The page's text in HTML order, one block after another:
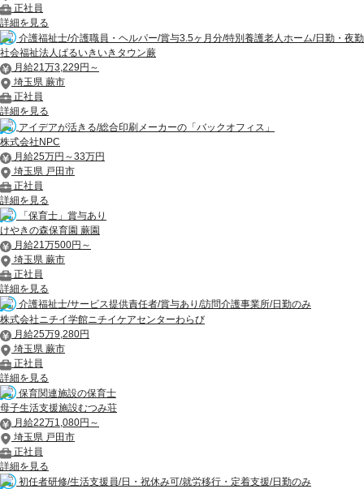
正社員
詳細を見る
介護福祉士/介護職員・ヘルパー/賞与3.5ヶ月分/特別養護老人ホーム/日勤・夜勤
社会福祉法人ぱるいきいきタウン蕨
月給21万3,229円～
埼玉県 蕨市
正社員
詳細を見る
アイデアが活きる/総合印刷メーカーの「バックオフィス」
株式会社NPC
月給25万円～33万円
埼玉県 戸田市
正社員
詳細を見る
「保育士」賞与あり
けやきの森保育園 蕨園
月給21万500円～
埼玉県 蕨市
正社員
詳細を見る
介護福祉士/サービス提供責任者/賞与あり/訪問介護事業所/日勤のみ
株式会社ニチイ学館ニチイケアセンターわらび
月給25万9,280円
埼玉県 蕨市
正社員
詳細を見る
保育関連施設の保育士
母子生活支援施設むつみ荘
月給22万1,080円～
埼玉県 戸田市
正社員
詳細を見る
初任者研修/生活支援員/日・祝休み可/就労移行・定着支援/日勤のみ